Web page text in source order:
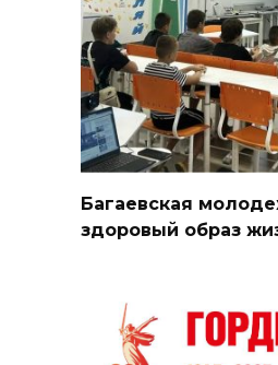
Багаевская
здоровый образ